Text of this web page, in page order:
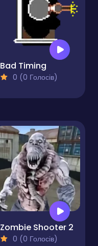
Bad Timing
0 (0 Голосів)
Zombie Shooter 2
0 (0 Голосів)